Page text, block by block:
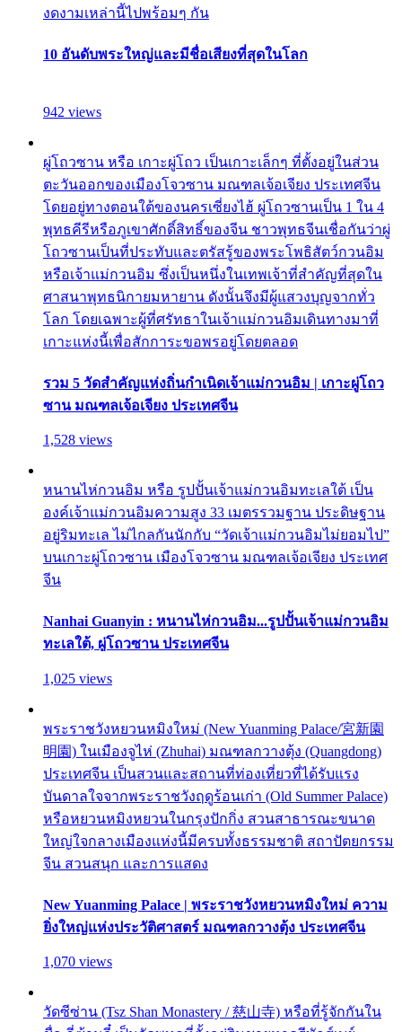
งดงามเหล่านี้ไปพร้อมๆ กัน
10 อันดับพระใหญ่และมีชื่อเสียงที่สุดในโลก
942 views
ผู่โถวซาน หรือ เกาะผู่โถว เป็นเกาะเล็กๆ ที่ตั้งอยู่ในส่วน
ตะวันออกของเมืองโจวซาน มณฑลเจ้อเจียง ประเทศจีน
โดยอยู่ทางตอนใต้ของนครเซี่ยงไฮ้ ผู่โถวซานเป็น 1 ใน 4
พุทธคีรีหรือภูเขาศักดิ์สิทธิ์ของจีน ชาวพุทธจีนเชื่อกันว่าผู่
โถวซานเป็นที่ประทับและตรัสรู้ของพระโพธิสัตว์กวนอิม
หรือเจ้าแม่กวนอิม ซึ่งเป็นหนึ่งในเทพเจ้าที่สำคัญที่สุดใน
ศาสนาพุทธนิกายมหายาน ดังนั้นจึงมีผู้แสวงบุญจากทั่ว
โลก โดยเฉพาะผู้ที่ศรัทธาในเจ้าแม่กวนอิมเดินทางมาที่
เกาะแห่งนี้เพื่อสักการะขอพรอยู่โดยตลอด
รวม 5 วัดสำคัญแห่งถิ่นกำเนิดเจ้าแม่กวนอิม | เกาะผู่โถว
ซาน มณฑลเจ้อเจียง ประเทศจีน
1,528 views
หนานไห่กวนอิม หรือ รูปปั้นเจ้าแม่กวนอิมทะเลใต้ เป็น
องค์เจ้าแม่กวนอิมความสูง 33 เมตรรวมฐาน ประดิษฐาน
อยู่ริมทะเล ไม่ไกลกันนักกับ “วัดเจ้าแม่กวนอิมไม่ยอมไป”
บนเกาะผู่โถวซาน เมืองโจวซาน มณฑลเจ้อเจียง ประเทศ
จีน
Nanhai Guanyin : หนานไห่กวนอิม...รูปปั้นเจ้าแม่กวนอิม
ทะเลใต้, ผู่โถวซาน ประเทศจีน
1,025 views
พระราชวังหยวนหมิงใหม่ (New Yuanming Palace/宮新園
明園) ในเมืองจูไห่ (Zhuhai) มณฑลกวางตุ้ง (Quangdong)
ประเทศจีน เป็นสวนและสถานที่ท่องเที่ยวที่ได้รับแรง
บันดาลใจจากพระราชวังฤดูร้อนเก่า (Old Summer Palace)
หรือหยวนหมิงหยวนในกรุงปักกิ่ง สวนสาธารณะขนาด
ใหญ่ใจกลางเมืองแห่งนี้มีครบทั้งธรรมชาติ สถาปัตยกรรม
จีน สวนสนุก และการแสดง
New Yuanming Palace | พระราชวังหยวนหมิงใหม่ ความ
ยิ่งใหญ่แห่งประวัติศาสตร์ มณฑลกวางตุ้ง ประเทศจีน
1,070 views
วัดซีซ่าน (Tsz Shan Monastery / 慈山寺) หรือที่รู้จักกันใน